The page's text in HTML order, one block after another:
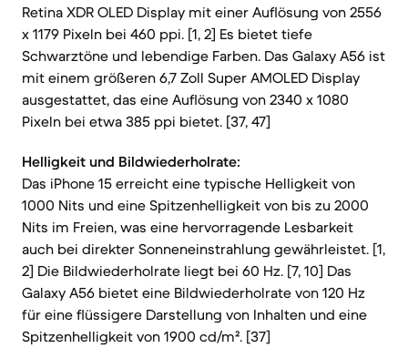
Retina XDR OLED Display mit einer Auflösung von 2556
x 1179 Pixeln bei 460 ppi. [1, 2] Es bietet tiefe
Schwarztöne und lebendige Farben. Das Galaxy A56 ist
mit einem größeren 6,7 Zoll Super AMOLED Display
ausgestattet, das eine Auflösung von 2340 x 1080
Pixeln bei etwa 385 ppi bietet. [37, 47]
Helligkeit und Bildwiederholrate:
Das iPhone 15 erreicht eine typische Helligkeit von
1000 Nits und eine Spitzenhelligkeit von bis zu 2000
Nits im Freien, was eine hervorragende Lesbarkeit
auch bei direkter Sonneneinstrahlung gewährleistet. [1,
2] Die Bildwiederholrate liegt bei 60 Hz. [7, 10] Das
Galaxy A56 bietet eine Bildwiederholrate von 120 Hz
für eine flüssigere Darstellung von Inhalten und eine
Spitzenhelligkeit von 1900 cd/m². [37]